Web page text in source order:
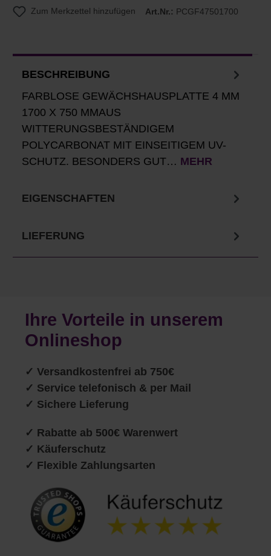
Zum Merkzettel hinzufügen Art.Nr.: PCGF47501700
BESCHREIBUNG
FARBLOSE GEWÄCHSHAUSPLATTE 4 MM
1700 X 750 MMAUS
WITTERUNGSBESTÄNDIGEM
POLYCARBONAT MIT EINSEITIGEM UV-
SCHUTZ. BESONDERS GUT… MEHR
EIGENSCHAFTEN
LIEFERUNG
Ihre Vorteile in unserem
Onlineshop
✓ Versandkostenfrei ab 750€
✓ Service telefonisch & per Mail
✓ Sichere Lieferung
✓ Rabatte ab 500€ Warenwert
✓ Käuferschutz
✓ Flexible Zahlungsarten